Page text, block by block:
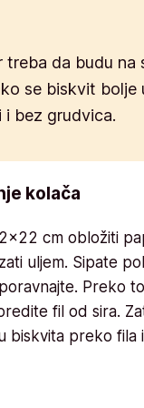
treba da budu na
se biskvit bolje
i bez grudvica.
kolača
cm obložiti
uljem. Sipate
Preko
fil od sira.
biskvita preko fila